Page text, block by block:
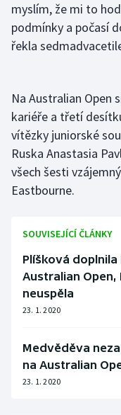
Sportovní střelba
Triatlon
Veslování
Vodní slalom
Volejbal
Ostatní
myslím, že mi to
podmínky a počasí
řekla
Na Australian Open
kariéře a třetí
vítězky juniorské
Ruska Anastasia
všech šesti
Eastbourne.
SOUVISEJÍCÍ ČLÁNKY
Plíšková
Australian
neuspěla
23. 1. 2020
Medvěděva
na Australian
23. 1. 2020